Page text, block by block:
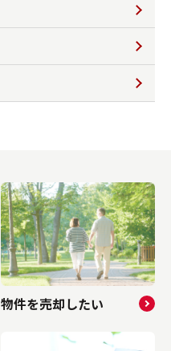
物件を売却したい